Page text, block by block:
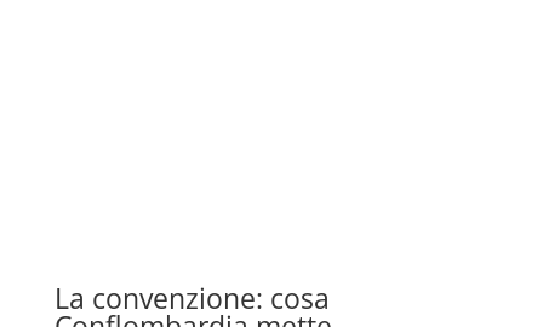
La convenzione: cosa